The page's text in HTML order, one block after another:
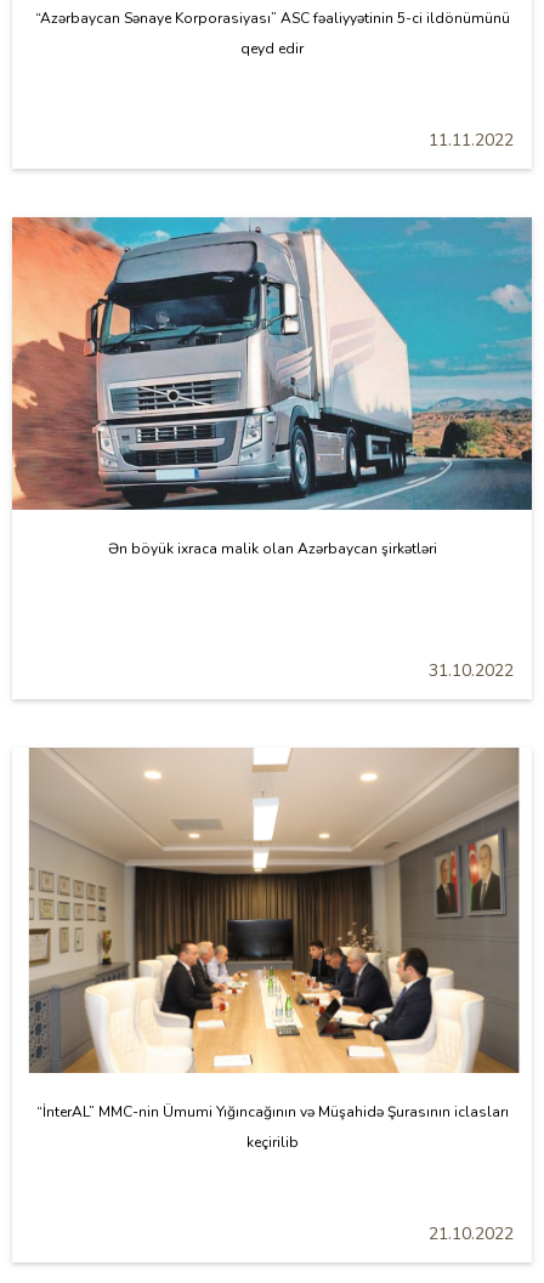
“Azərbaycan Sənaye Korporasiyası” ASC fəaliyyətinin 5-ci ildönümünü
qeyd edir
11.11.2022
Ən böyük ixraca malik olan Azərbaycan şirkətləri
31.10.2022
“İnterAL” MMC-nin Ümumi Yığıncağının və Müşahidə Şurasının iclasları
keçirilib
21.10.2022